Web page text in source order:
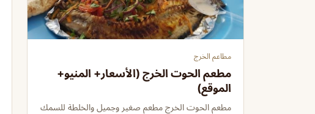
مطاعم الخرج
مطعم الحوت الخرج (الأسعار+ المنيو+
الموقع)
مطعم الحوت الخرج مطعم صغير وجميل والخلطة للسمك